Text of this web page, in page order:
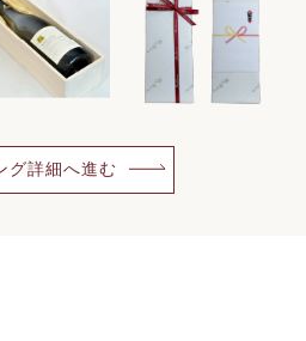
グ詳細へ進む